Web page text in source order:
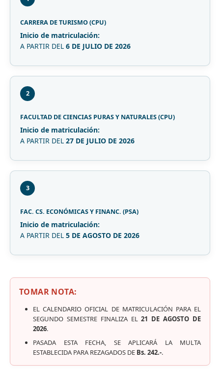
CARRERA DE TURISMO (CPU)
Inicio de matriculación:
A PARTIR DEL 6 DE JULIO DE 2026
2
FACULTAD DE CIENCIAS PURAS Y NATURALES (CPU)
Inicio de matriculación:
A PARTIR DEL 27 DE JULIO DE 2026
3
FAC. CS. ECONÓMICAS Y FINANC. (PSA)
Inicio de matriculación:
A PARTIR DEL 5 DE AGOSTO DE 2026
TOMAR NOTA:
EL CALENDARIO OFICIAL DE MATRICULACIÓN PARA EL
SEGUNDO SEMESTRE FINALIZA EL21 DE AGOSTO DE
2026.
PASADA ESTA FECHA, SE APLICARÁ LA MULTA
ESTABLECIDA PARA REZAGADOS DE Bs. 242.-.